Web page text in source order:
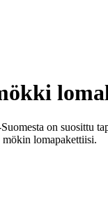
on suosittu
mökin lomapakettiisi.